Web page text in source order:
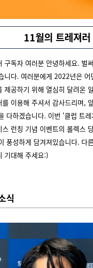
11월의 트레져러
구독자 여러분 안녕하세요. 벌
니다. 여러분에게 2022년은 어
제공하기 위해 열심히 달려온
를 이용해 주셔서 감사드리며,
다하겠습니다. 이번 '클럽 트
스 런칭 기념 이벤트의 롤렉스
풍성하게 담겨져있습니다. 다
기대해 주세요:)
식